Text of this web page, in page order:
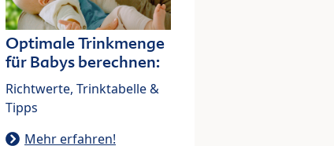
Optimale Trinkmenge
für Babys berechnen:
Richtwerte, Trinktabelle &
Tipps
Mehr erfahren!